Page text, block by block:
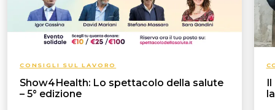
CONSIGLI SUL LAVORO
Show4Health: Lo spettacolo della salute
– 5° edizione